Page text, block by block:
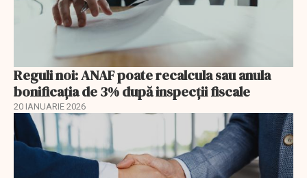
Reguli noi: ANAF poate recalcula sau anula
bonificația de 3% după inspecții fiscale
20 IANUARIE 2026